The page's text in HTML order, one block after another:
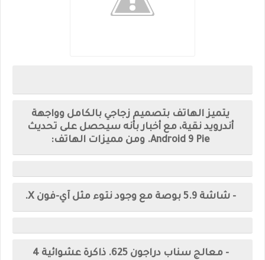
يتميز الهاتف بتصميم زجاجي بالكامل وواجهة
أندرويد نقية، مع أخبار بأنه سيحصل على تحديث
Android 9 Pie. ومن مميزات الهاتف:
- شاشة 5.9 بوصة مع وجود نتوء مثل آي-فون X.
- معالج سناب دراجون 625. ذاكرة عشوائية 4